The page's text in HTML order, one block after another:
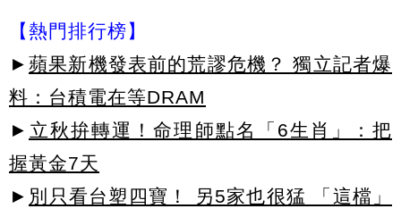
【熱門排行榜】
► 蘋果新機發表前的荒謬危機？ 獨立記者爆
料：台積電在等DRAM
► 立秋拚轉運！命理師點名「6生肖」：把
握黃金7天
► 別只看台塑四寶！ 另5家也很猛 「這檔」